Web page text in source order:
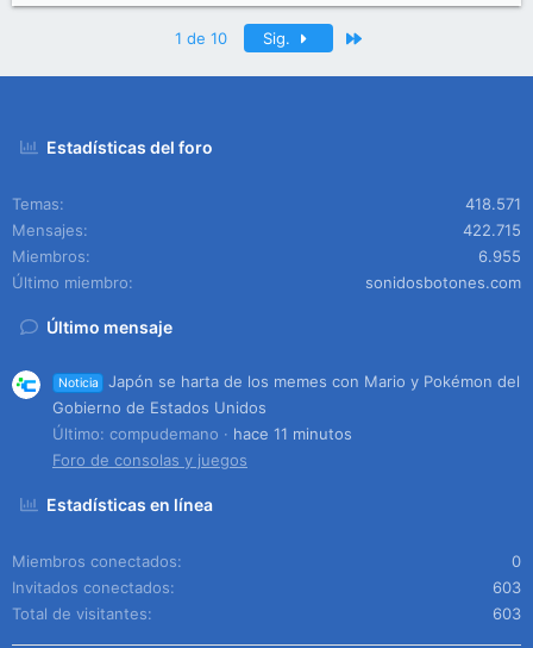
1 de 10 Sig.
Estadísticas del foro
Temas
418.571
Mensajes
422.715
Miembros
6.955
Último miembro
sonidosbotones.com
Último mensaje
Noticia
Japón se harta de los memes con Mario y Pokémon del
Gobierno de Estados Unidos
Último: compudemano
hace 11 minutos
Foro de consolas y juegos
Estadísticas en línea
Miembros conectados
0
Invitados conectados
603
Total de visitantes
603